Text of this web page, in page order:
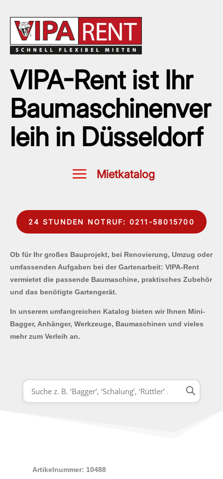
VIPA-Rent ist Ihr
Baumaschinenver
leih in Düsseldorf
24 STUNDEN NOTRUF: 0211-58015700
Ob für Ihr großes Bauprojekt, bei Renovierung, Umzug oder
umfassenden Aufgaben bei der Gartenarbeit: VIPA-Rent
vermietet die passende Baumaschine, praktisches Zubehör
und das benötigte Gartengerät.
In unserem umfangreichen Katalog bieten wir Ihnen Mini-
Bagger, Anhänger, Werkzeuge, Baumaschinen und vieles
mehr zum Verleih an.
Artikelnummer: 10488